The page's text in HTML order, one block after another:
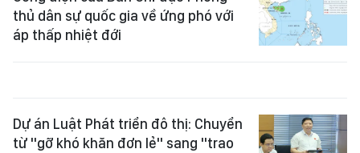
thủ dân sự quốc gia về ứng phó với
áp thấp nhiệt đới
Dự án Luật Phát triển đô thị: Chuyển
từ "gỡ khó khăn đơn lẻ" sang "trao